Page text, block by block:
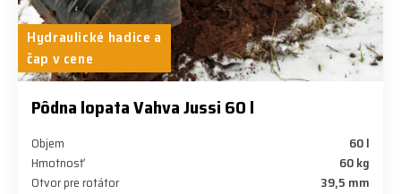
Hydraulické hadice a
čap v cene
Pôdna lopata Vahva Jussi 60 l
Objem
60 l
Hmotnosť
60 kg
Otvor pre rotátor
39,5 mm